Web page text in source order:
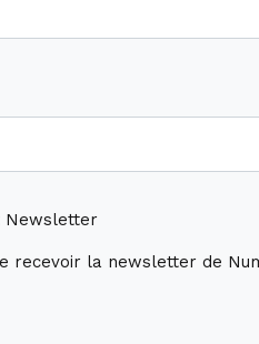
Newsletter
recevoir la newsletter de